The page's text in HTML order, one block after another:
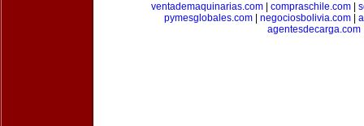
ventademaquinarias.com| compraschile.com|
pymesglobales.com| negociosbolivia.com|
agentesdecarga.com